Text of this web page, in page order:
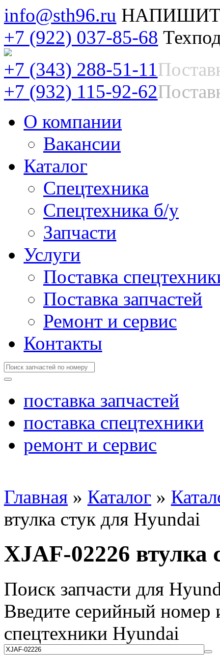
info@sth96.ru
+7 (922) 037-85-68
+7 (343) 288-51-11
+7 (932) 115-92-62
О компании
Вакансии
Каталог
Спецтехника
Спецтехника б/у
Запчасти
Услуги
Поставка
Поставка запчастей
Ремонт и сервис
Контакты
поставка запчастей
поставка спецтехники
ремонт и сервис
Главная » Каталог »
втулка стук для Hyundai
XJAF-02226 втулка
Поиск запчасти для
Введите серийный номер
спецтехники Hyundai